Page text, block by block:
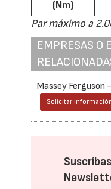
(Nm)
Par máximo a
EMPRESAS O
Massey Ferguson
Solicitar